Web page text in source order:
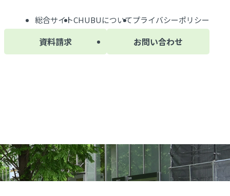
資料請求 お問い合わせ
総合サイトCHUBUについてプライバシーポリシー